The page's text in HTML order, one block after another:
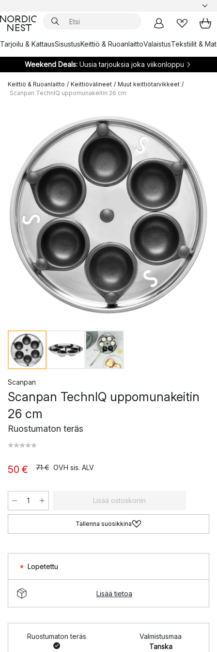
Tarjoilu & KattausSisustusKeittiö & RuoanlaittoValaistusTekstiilit &
Weekend Deals:Uusia tarjouksia joka viikonloppu
Keittiö & Ruoanlaitto / Keittiövälineet / Muut keittiötarvikkeet /
Scanpan TechnIQ uppomunakeitin 26 cm
Scanpan
Scanpan TechnIQ uppomunakeitin
26 cm
Ruostumaton teräs
50 € 71 € OVH sis. ALV
Lisää ostoskoriin
Tallenna suosikkina
Lopetettu
Lisää tietoa
Ruostumaton teräs
Valmistusmaa
Tanska